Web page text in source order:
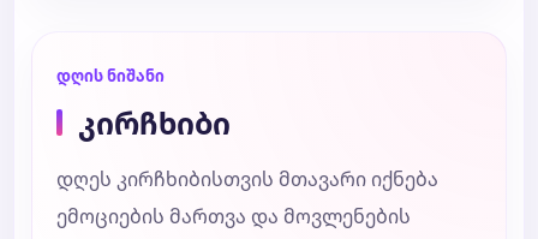
დღის ნიშანი
კირჩხიბი
დღეს კირჩხიბისთვის მთავარი იქნება
ემოციების მართვა და მოვლენების